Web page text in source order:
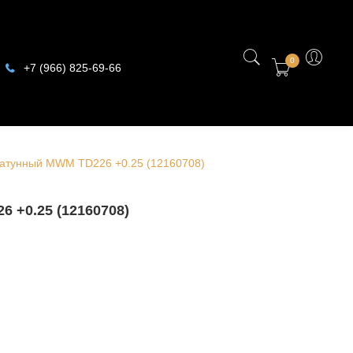
+7 (966) 825-69-66
0
MWM TD226 +0.25 (12160708)
(12160708)